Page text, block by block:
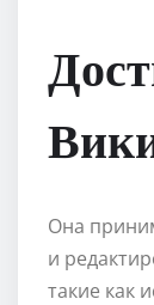
Она
и
такие как